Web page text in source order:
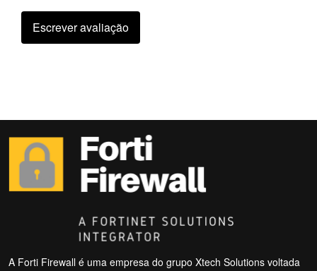
Escrever avaliação
A Forti Firewall é uma empresa do grupo Xtech Solutions voltada